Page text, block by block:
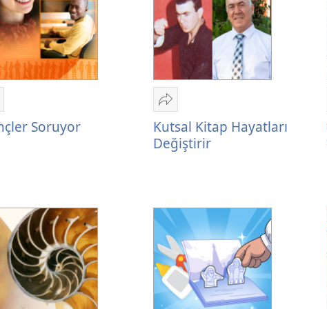
Soruyor
Paylaş
Kutsal
Kitap
Hayatları
Kutsal Kitap Hayatları
Değiştirir